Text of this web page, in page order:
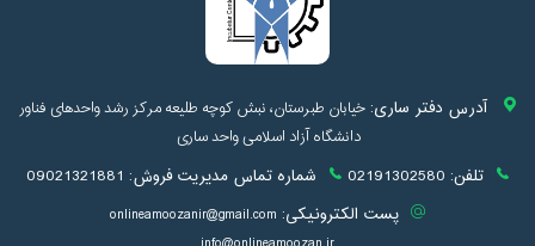
آدرس دفتر ساری:خیابان طبرستان، نبش کوچه طلیعه مرکز رشد واحدهای فناور
دانشگاه آزاد اسلامی واحد ساری
تلفن: 02191302580 شماره تماس مدیریت فروش: 09021321881
پست الکترونیکی: onlineamoozanir@gmail.com